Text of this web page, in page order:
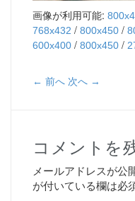
画像が利用可能:
768x432 / 800x450 /
600x400 / 800x450 /
← 前へ 次へ →
コメントを
メールアドレスが公
が付いている欄は必